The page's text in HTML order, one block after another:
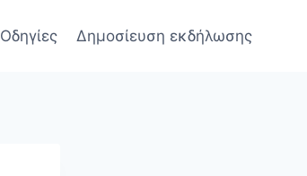
Οδηγίες Δημοσίευση εκδήλωσης